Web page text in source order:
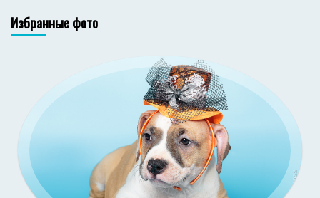
Избранные фото